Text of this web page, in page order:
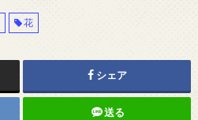
花
シェア
送る